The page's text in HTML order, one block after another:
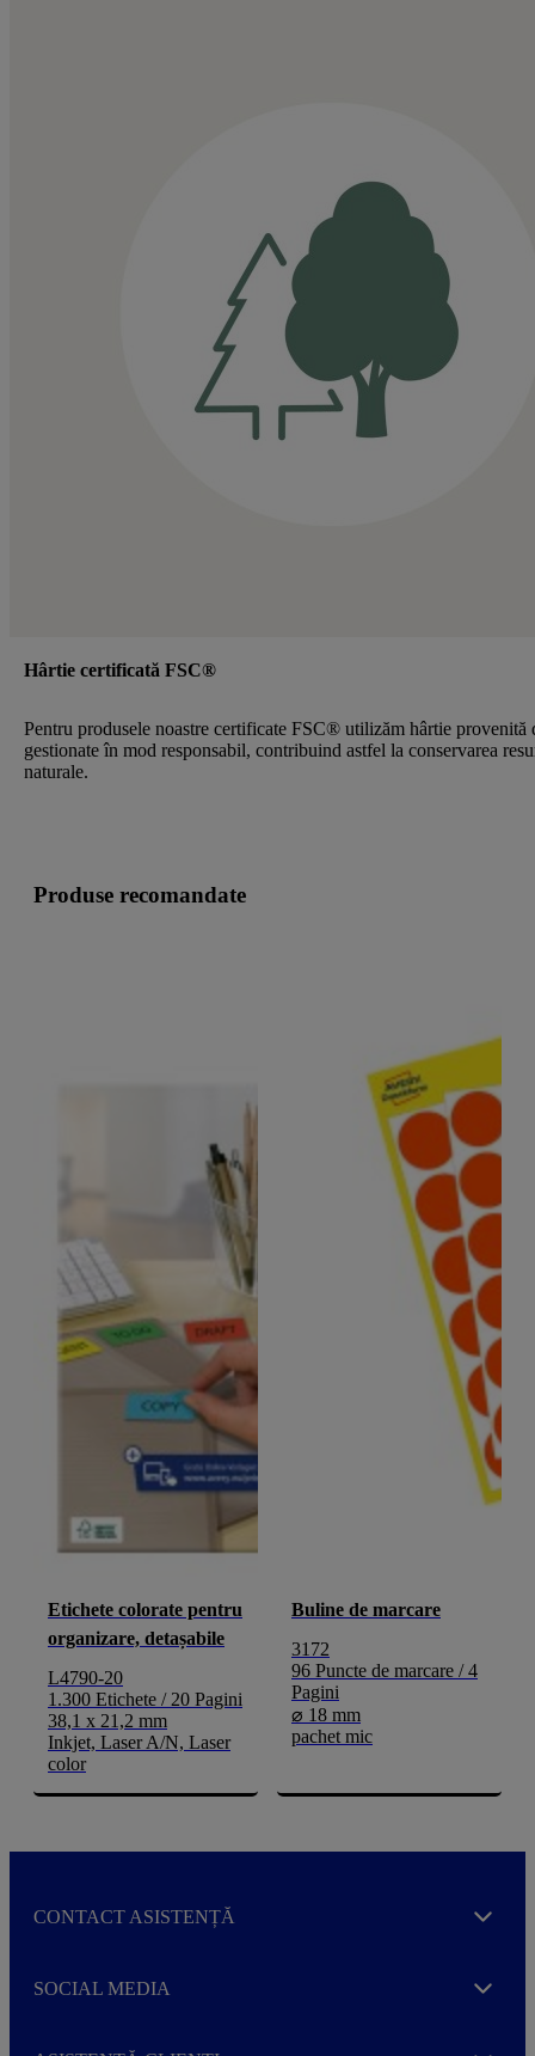
Hârtie certificată FSC®
Pentru produsele noastre certificate FSC® utilizăm hârtie provenită
gestionate în mod responsabil, contribuind astfel la conservarea
naturale.
Produse recomandate
Etichete colorate pentru
organizare, detașabile
L4790-20
1.300 Etichete / 20 Pagini
38,1 x 21,2 mm
Inkjet, Laser A/N, Laser
color
Buline de marcare
3172
96 Puncte de marcare / 4
Pagini
⌀ 18 mm
pachet mic
CONTACT ASISTENȚĂ Expand
SOCIAL MEDIA Expand